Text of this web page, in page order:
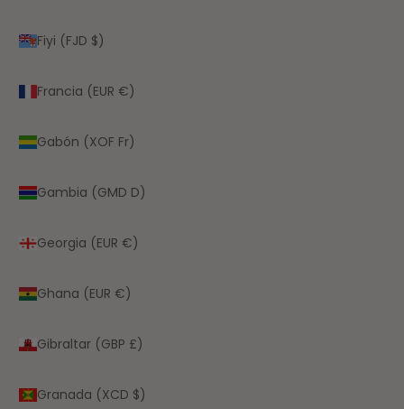
Fiyi (FJD $)
Francia (EUR €)
Gabón (XOF Fr)
Gambia (GMD D)
Georgia (EUR €)
Ghana (EUR €)
Gibraltar (GBP £)
Granada (XCD $)